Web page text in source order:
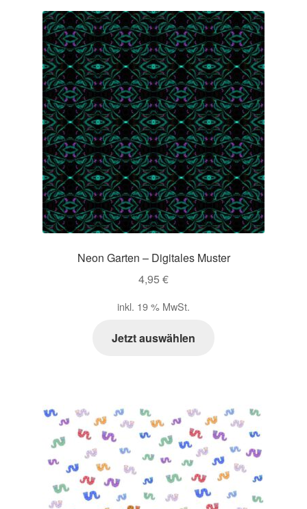
Neon Garten – Digitales Muster
4,95 €
inkl. 19 % MwSt.
Jetzt auswählen